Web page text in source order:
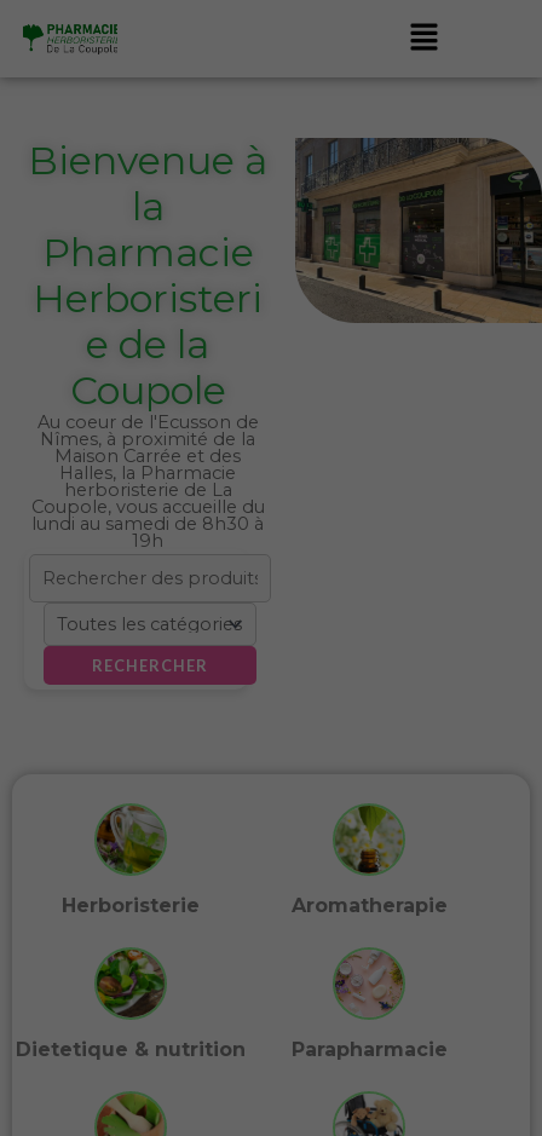
contenu
Menu
Bienvenue à
la
Pharmacie
Herboristeri
e de la
Coupole
Au coeur de l'Ecusson de
Nîmes, à proximité de la
Maison Carrée et des
Halles, la Pharmacie
herboristerie de La
Coupole, vous accueille du
lundi au samedi de 8h30 à
19h
RECHERCHER
Herboristerie Aromatherapie
Dietetique & nutrition Parapharmacie